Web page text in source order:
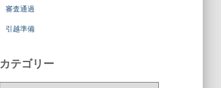
審査通過
引越準備
カテゴリー